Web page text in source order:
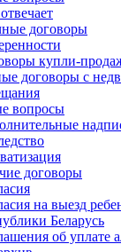
договоры
купли-
договоры с
вопросы
договоры
на выезд
Беларусь
об уплате